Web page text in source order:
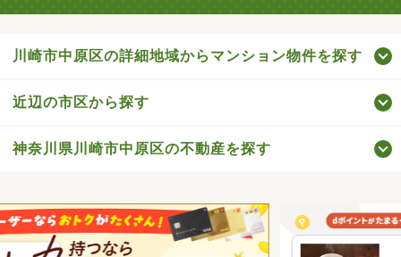
川崎市中原区の詳細地域からマンション物件を探す
近辺の市区から探す
神奈川県川崎市中原区の不動産を探す